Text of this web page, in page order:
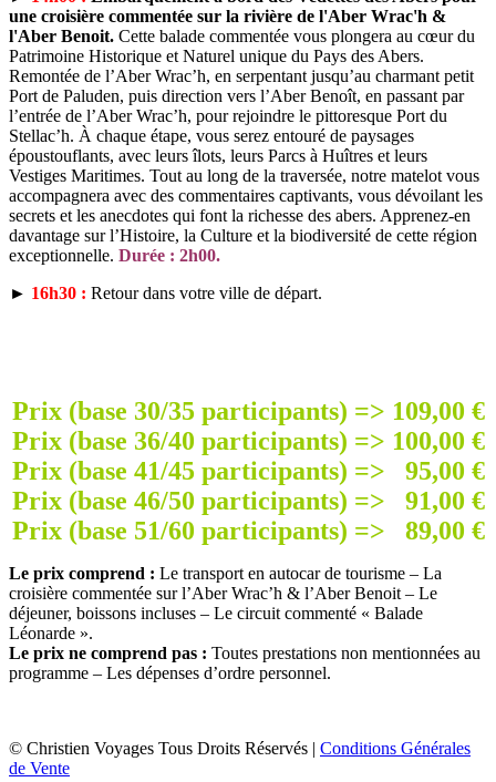
une croisière commentée sur la rivière de l'Aber Wrac'h &
l'Aber Benoit. Cette balade commentée vous plongera au cœur du
Patrimoine Historique et Naturel unique du Pays des Abers.
Remontée de l’Aber Wrac’h, en serpentant jusqu’au charmant petit
Port de Paluden, puis direction vers l’Aber Benoît, en passant par
l’entrée de l’Aber Wrac’h, pour rejoindre le pittoresque Port du
Stellac’h. À chaque étape, vous serez entouré de paysages
époustouflants, avec leurs îlots, leurs Parcs à Huîtres et leurs
Vestiges Maritimes. Tout au long de la traversée, notre matelot vous
accompagnera avec des commentaires captivants, vous dévoilant les
secrets et les anecdotes qui font la richesse des abers. Apprenez-en
davantage sur l’Histoire, la Culture et la biodiversité de cette région
exceptionnelle. Durée : 2h00.
► 16h30 : Retour dans votre ville de départ.
Prix (base 30/35 participants) => 109,00 €
Prix (base 36/40 participants) => 100,00 €
Prix (base 41/45 participants) => 95,00 €
Prix (base 46/50 participants) => 91,00 €
Prix (base 51/60 participants) => 89,00 €
Le prix comprend : Le transport en autocar de tourisme – La
croisière commentée sur l’Aber Wrac’h & l’Aber Benoit – Le
déjeuner, boissons incluses – Le circuit commenté « Balade
Léonarde ».
Le prix ne comprend pas : Toutes prestations non mentionnées au
programme – Les dépenses d’ordre personnel.
© Christien Voyages Tous Droits Réservés | Conditions Générales
de Vente